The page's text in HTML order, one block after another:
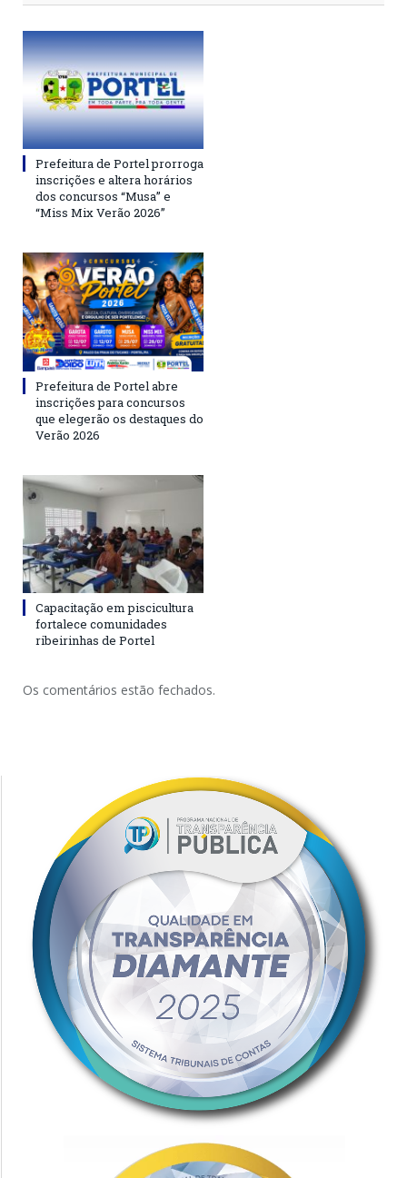
Prefeitura de Portel prorroga
inscrições e altera horários
dos concursos “Musa” e
“Miss Mix Verão 2026”
Prefeitura de Portel abre
inscrições para concursos
que elegerão os destaques do
Verão 2026
Capacitação em piscicultura
fortalece comunidades
ribeirinhas de Portel
Os comentários estão fechados.